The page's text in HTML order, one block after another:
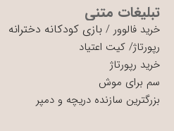
تبلیغات متنی
خرید فالوور / بازی کودکانه دخترانه
رپورتاژ/ کیت اعتیاد
خرید رپورتاژ
سم برای موش
بزرگترین سازنده دریچه و دمپر